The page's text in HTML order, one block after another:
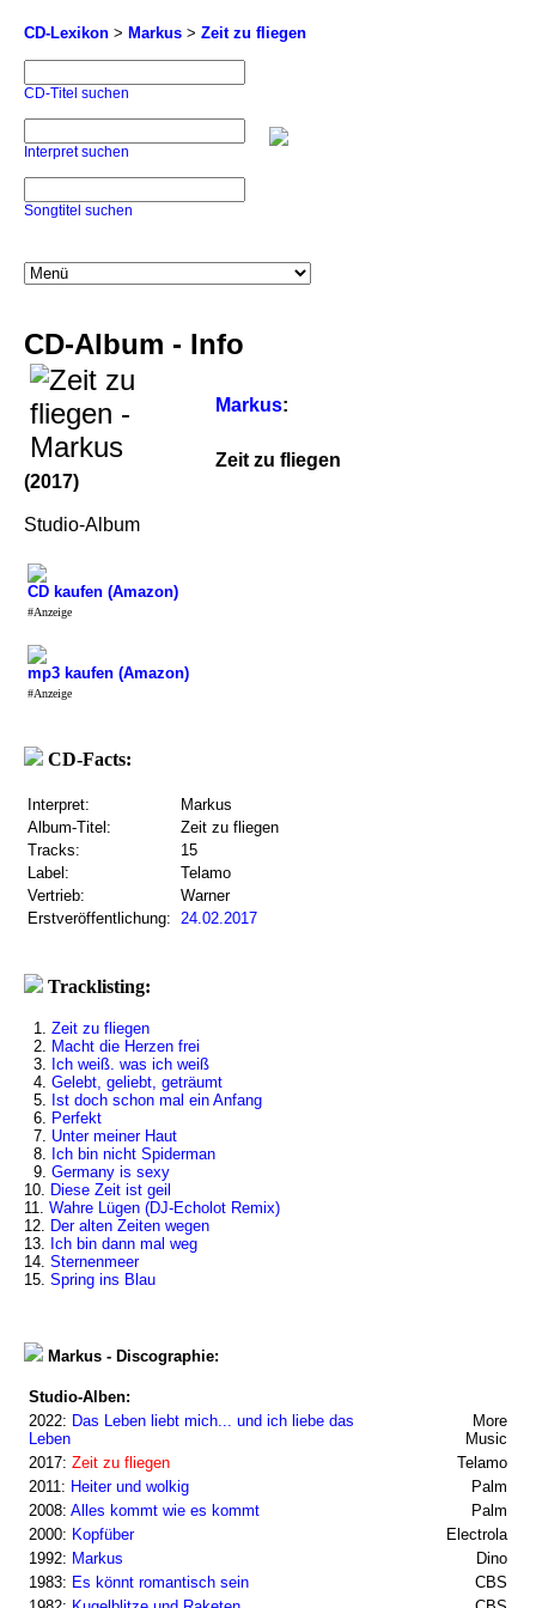
CD-Lexikon > Markus > Zeit zu fliegen
CD-Titel suchen
Interpret suchen
Songtitel suchen
CD-Album - Info
Markus:
Zeit zu fliegen
(2017)
Studio-Album
CD kaufen (Amazon)
#Anzeige
mp3 kaufen (Amazon)
#Anzeige
CD-Facts:
Interpret:
Markus
Album-Titel:
Zeit zu fliegen
Tracks:
15
Label:
Telamo
Vertrieb:
Warner
Erstveröffentlichung: 24.02.2017
Tracklisting:
1. Zeit zu fliegen
2. Macht die Herzen frei
3. Ich weiß. was ich weiß
4. Gelebt, geliebt, geträumt
5. Ist doch schon mal ein Anfang
6. Perfekt
7. Unter meiner Haut
8. Ich bin nicht Spiderman
9. Germany is sexy
10. Diese Zeit ist geil
11. Wahre Lügen (DJ-Echolot Remix)
12. Der alten Zeiten wegen
13. Ich bin dann mal weg
14. Sternenmeer
15. Spring ins Blau
Markus - Discographie:
Studio-Alben:
2022: Das Leben liebt mich... und ich liebe das
Leben
More
Music
2017: Zeit zu fliegen
Telamo
2011: Heiter und wolkig
Palm
2008: Alles kommt wie es kommt
Palm
2000: Kopfüber
Electrola
1992: Markus
Dino
1983: Es könnt romantisch sein
CBS